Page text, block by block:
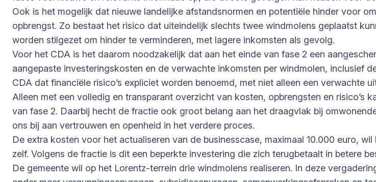
Ook is het mogelijk dat nieuwe landelijke afstandsnormen en potentiële hinder voor
opbrengst. Zo bestaat het risico dat uiteindelijk slechts twee windmolens geplaatst
worden stilgezet om hinder te verminderen, met lagere inkomsten als gevolg.
Voor het CDA is het daarom noodzakelijk dat aan het einde van fase 2 een
aangepaste investeringskosten en de verwachte inkomsten per windmolen, inclusief
CDA dat financiële risico’s expliciet worden benoemd, met niet alleen een verwachte
Alleen met een volledig en transparant overzicht van kosten, opbrengsten en risico’s
van fase 2. Daarbij hecht de fractie ook groot belang aan het draagvlak bij
ons bij aan vertrouwen en openheid in het verdere proces.
De extra kosten voor het actualiseren van de businesscase, maximaal 10.000 euro,
zelf. Volgens de fractie is dit een beperkte investering die zich terugbetaalt in betere
De gemeente wil op het Lorentz-terrein drie windmolens realiseren. In deze